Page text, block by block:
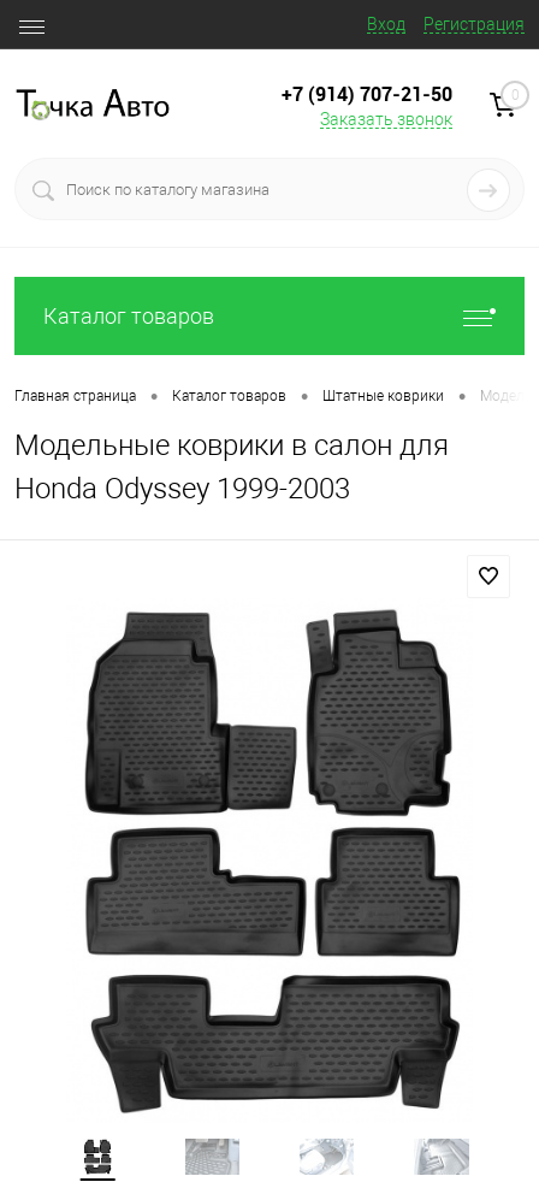
Вход Регистрация
+7 (914) 707‒21‒50
Заказать звонок
0
Каталог товаров
Главная страница • Каталог товаров • Штатные коврики •
Модельные коврики в салон для
Honda Odyssey 1999-2003